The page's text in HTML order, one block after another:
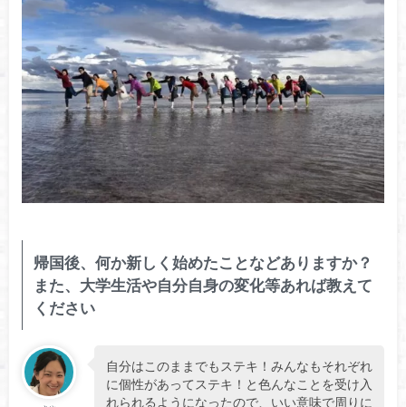
帰国後、何か新しく始めたことなどありますか？
また、大学生活や自分自身の変化等あれば教えて
ください
自分はこのままでもステキ！みんなもそれぞれ
に個性があってステキ！と色んなことを受け入
れられるようになったので、いい意味で周りに